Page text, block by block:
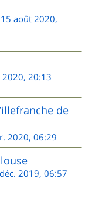
15 août 2020,
20:13
de
2020, 06:29
2019, 06:57